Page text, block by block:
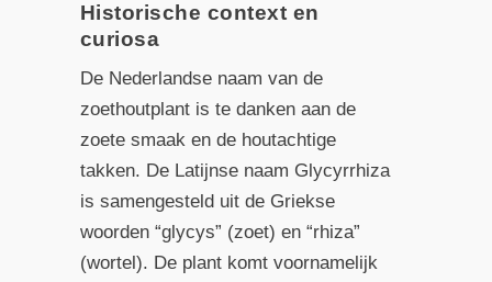
Historische context en
curiosa
De Nederlandse naam van de
zoethoutplant is te danken aan de
zoete smaak en de houtachtige
takken. De Latijnse naam Glycyrrhiza
is samengesteld uit de Griekse
woorden “glycys” (zoet) en “rhiza”
(wortel). De plant komt voornamelijk